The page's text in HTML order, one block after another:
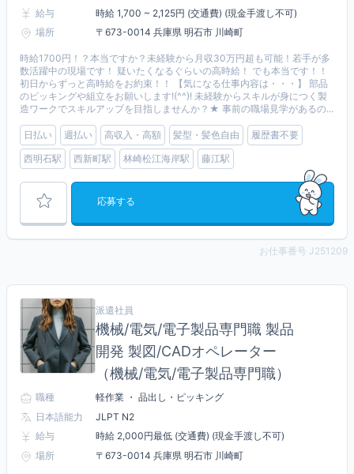
給与
時給 1,700 ~ 2,125円 (交通費) (現金手渡し不可)
場所
〒673-0014 兵庫県 明石市 川崎町
時給1700円！？本当ですか？未経験から月収30万円超も可能！若手が多
数活躍中の現場です！ 疑いたくなるぐらいの高時給！ でも本当です！！
初日からずっと高時給をお約束！！ 【気になる仕事内容は・・・】 部品
のピッキングや組立をお願いします!(^^)! 未経験からスキルが身につく製
造ワークでスキルアップを目指しませんか？★ 事前の職場見学があるの...
日払い 週払い 高収入・高額 髪型・髪色自由
履歴書不要
西明石駅
西新町駅 林崎松江海岸駅 藤江駅
応募する
お仕事番号 J251209
派遣社員
機械/電気/電子製品専門職 製品
開発 製図/CADオペレーター
（機械/電気/電子製品専門職）
職種
軽作業 ・ 品出し・ピッキング
日本語能力
JLPT N2
給与
時給 2,000円最低 (交通費) (現金手渡し不可)
場所
〒673-0014 兵庫県 明石市 川崎町